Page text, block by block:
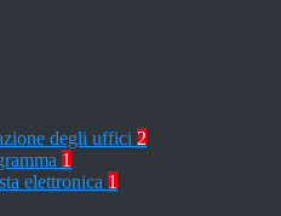
degli uffici 2
1
elettronica 1